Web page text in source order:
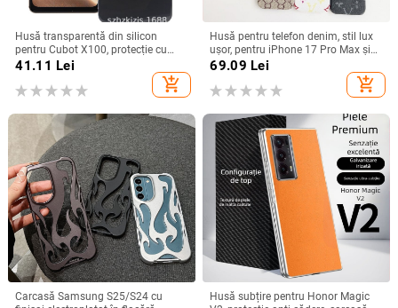
Husă transparentă din silicon
pentru Cubot X100, protecție cu
acoperire totală
41.11 Lei
add_shopping_cart
Husă pentru telefon denim, stil lux
ușor, pentru iPhone 17 Pro Max și
iPhone 16, cu acoperire totală
69.09 Lei
add_shopping_cart
Carcasă Samsung S25/S24 cu
Husă subțire pentru Honor Magic